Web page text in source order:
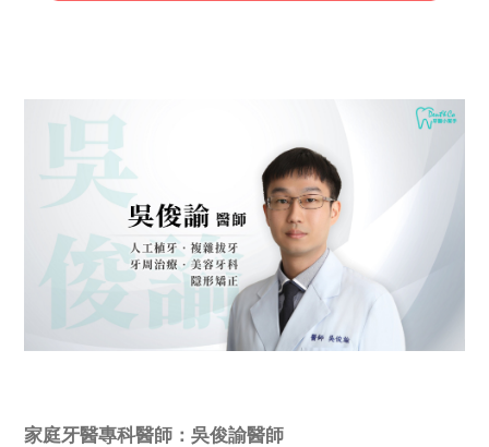
家庭牙醫專科醫師：吳俊諭醫師